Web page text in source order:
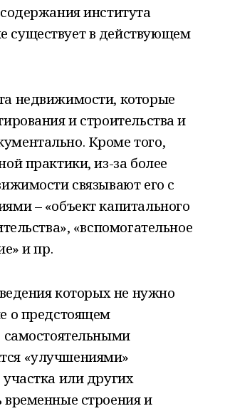
института
в действующем
недвижимости, которые
и строительства и
Кроме того,
практики, из-за более
связывают его с
– «объект капитального
«вспомогательное
и пр.
которых не нужно
о предстоящем
самостоятельными
«улучшениями»
или других
временные строения и